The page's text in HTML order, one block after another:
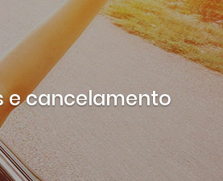
e cancelamento